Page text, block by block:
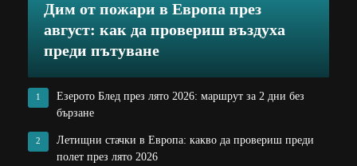
Дим от пожари в Европа през
август: как да провериш въздуха
преди пътуване
1
Езерото Блед през лято 2026: маршрут за 2 дни без
бързане
2
Летищни стачки в Европа: какво да провериш преди
полет през лято 2026